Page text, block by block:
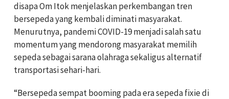
disapa Om Itok menjelaskan perkembangan tren
bersepeda yang kembali diminati masyarakat.
Menurutnya, pandemi COVID-19 menjadi salah satu
momentum yang mendorong masyarakat memilih
sepeda sebagai sarana olahraga sekaligus alternatif
transportasi sehari-hari.
“Bersepeda sempat booming pada era sepeda fixie di